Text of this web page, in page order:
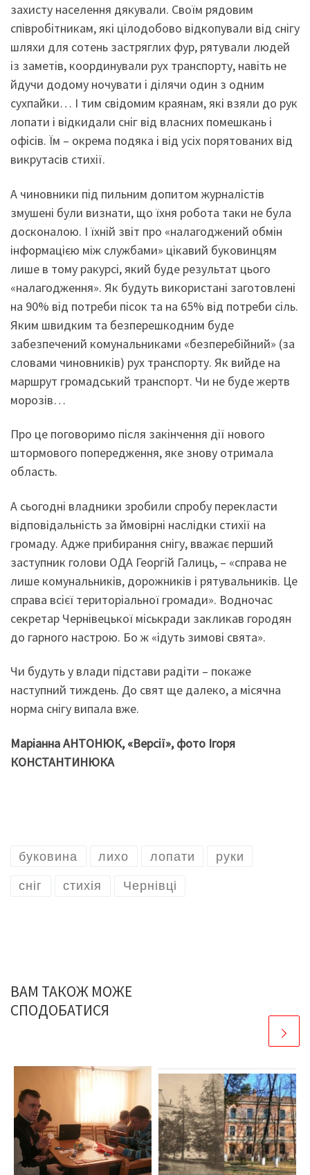
захисту населення дякували. Своїм рядовим
співробітникам, які цілодобово відкопували від снігу
шляхи для сотень застряглих фур, рятували людей
із заметів, координували рух транспорту, навіть не
йдучи додому ночувати і ділячи один з одним
сухпайки… І тим свідомим краянам, які взяли до рук
лопати і відкидали сніг від власних помешкань і
офісів. Їм – окрема подяка і від усіх порятованих від
викрутасів стихії.
А чиновники під пильним допитом журналістів
змушені були визнати, що їхня робота таки не була
досконалою. І їхній звіт про «налагоджений обмін
інформацією між службами» цікавий буковинцям
лише в тому ракурсі, який буде результат цього
«налагодження». Як будуть використані заготовлені
на 90% від потреби пісок та на 65% від потреби сіль.
Яким швидким та безперешкодним буде
забезпечений комунальниками «безперебійний» (за
словами чиновників) рух транспорту. Як вийде на
маршрут громадський транспорт. Чи не буде жертв
морозів…
Про це поговоримо після закінчення дії нового
штормового попередження, яке знову отримала
область.
А сьогодні владники зробили спробу перекласти
відповідальність за ймовірні наслідки стихії на
громаду. Адже прибирання снігу, вважає перший
заступник голови ОДА Георгій Галиць, – «справа не
лише комунальників, дорожників і рятувальників. Це
справа всієї територіальної громади». Водночас
секретар Чернівецької міськради закликав городян
до гарного настрою. Бо ж «ідуть зимові свята».
Чи будуть у влади підстави радіти – покаже
наступний тиждень. До свят ще далеко, а місячна
норма снігу випала вже.
Маріанна АНТОНЮК, «Версії», фото Ігоря
КОНСТАНТИНЮКА
буковина лихо лопати руки
сніг стихія Чернівці
ВАМ ТАКОЖ МОЖЕ
СПОДОБАТИСЯ